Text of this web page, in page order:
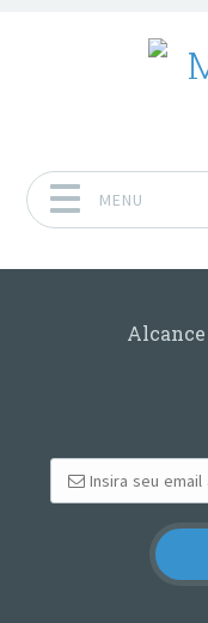
MENU
Alcance